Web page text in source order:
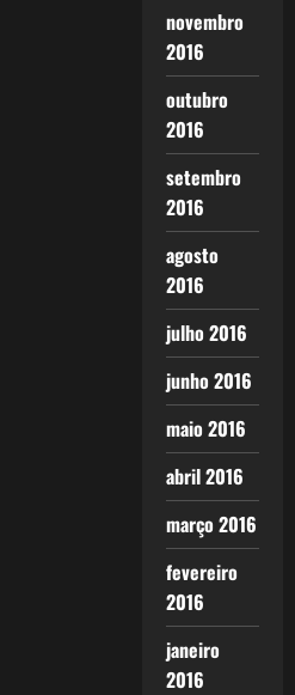
novembro
2016
outubro
2016
setembro
2016
agosto
2016
julho 2016
junho 2016
maio 2016
abril 2016
março 2016
fevereiro
2016
janeiro
2016